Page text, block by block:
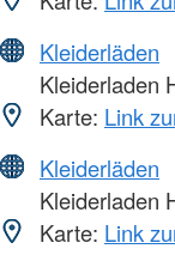
Kleiderläden
Kleiderladen
Karte: Link
Kleiderläden
Kleiderladen
Karte: Link